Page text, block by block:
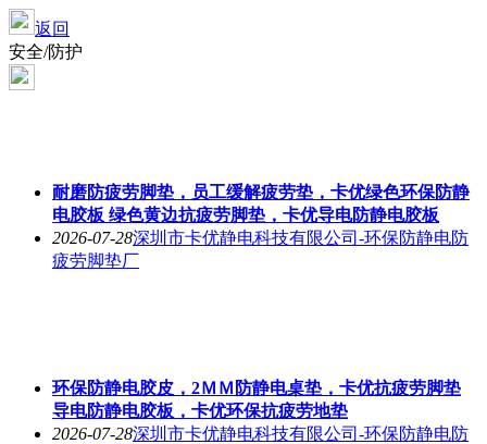
返回
安全/防护
耐磨防疲劳脚垫，员工缓解疲劳垫，卡优绿色环保防静
电胶板 绿色黄边抗疲劳脚垫，卡优导电防静电胶板
2026-07-28深圳市卡优静电科技有限公司-环保防静电防
疲劳脚垫厂
环保防静电胶皮，2ＭＭ防静电桌垫，卡优抗疲劳脚垫
导电防静电胶板，卡优环保抗疲劳地垫
2026-07-28深圳市卡优静电科技有限公司-环保防静电防